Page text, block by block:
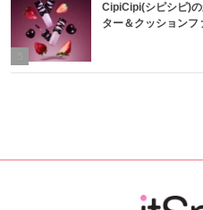
CipiCipi(シピシピ)
ター＆クッション